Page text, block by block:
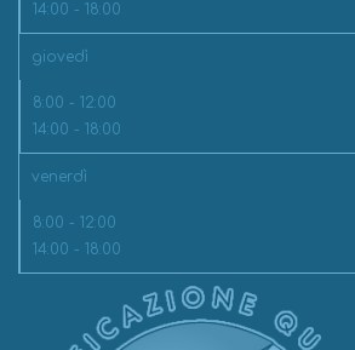
14:00 - 18:00
giovedì
8:00 - 12:00
14:00 - 18:00
venerdì
8:00 - 12:00
14:00 - 18:00